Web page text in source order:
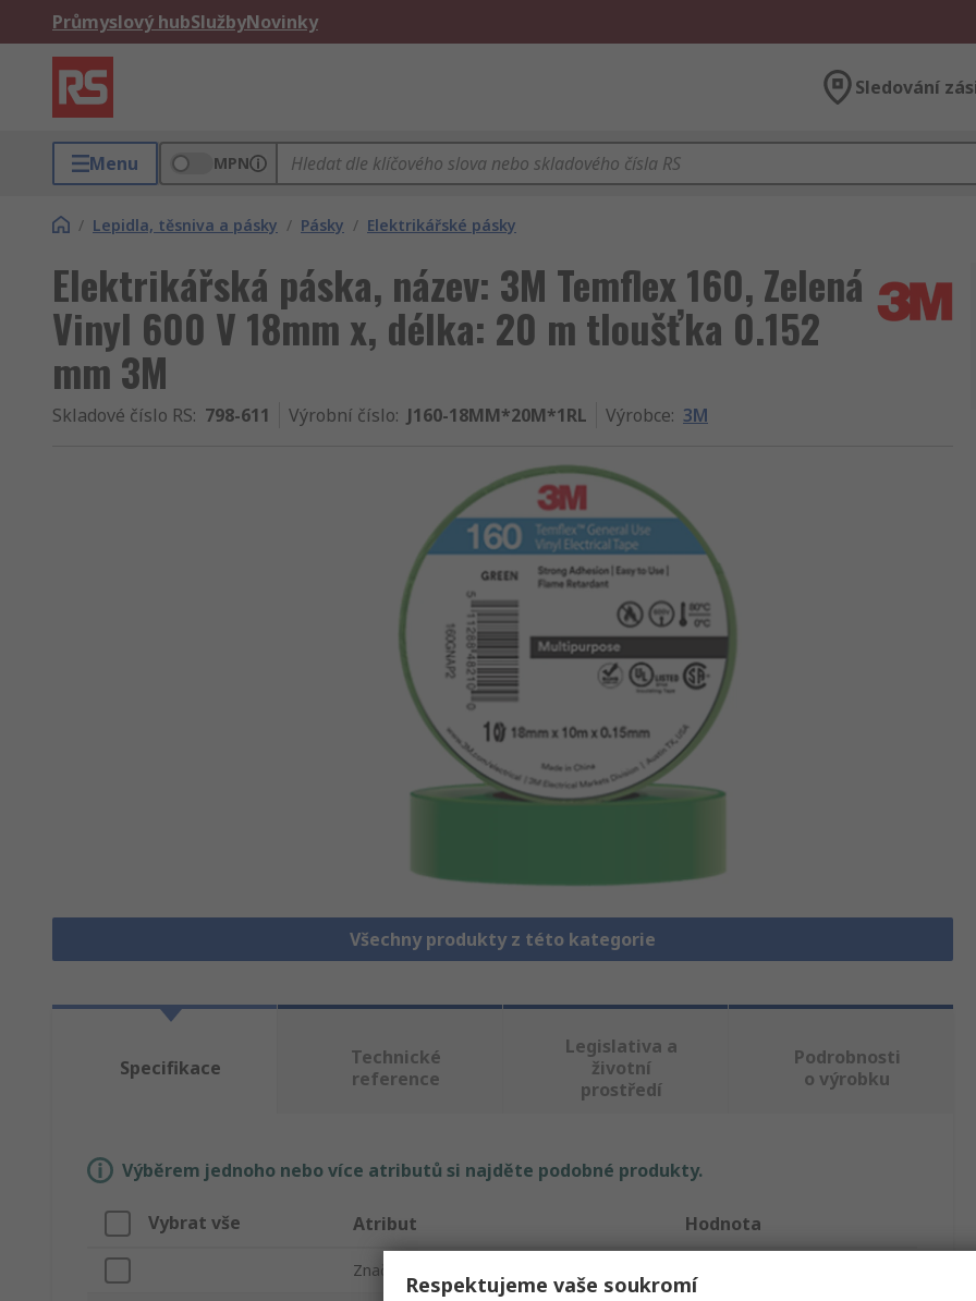
Průmyslový hubSlužbyNovinky
Sledování
Menu MPN
/ Lepidla, těsniva a pásky / Pásky / Elektrikářské pásky
Elektrikářská páska, název: 3M Temflex 160, Zelená
Vinyl 600 V 18mm x, délka: 20 m tloušťka 0.152
mm 3M
Skladové číslo RS: 798-611 Výrobní číslo: J160-18MM*20M*1RL Výrobce: 3M
Všechny produkty z této kategorie
Specifikace
Technické
reference
Legislativa a
životní
prostředí
Podrobnosti
o výrobku
Výběrem jednoho nebo více atributů si najděte podobné produkty.
Vybrat vše Atribut Hodnota
Značka
Respektujeme vaše soukromí